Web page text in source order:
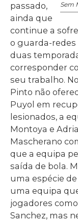
Sem
passado,
ainda que
continue a
o guarda-
duas
corresponder
seu trabalho.
Pinto não
Puyol em
lesionados, a
Montoya e
Mascherano
que a equipa
saída de bola.
uma espécie
uma equipa
jogadores
Sanchez, mas